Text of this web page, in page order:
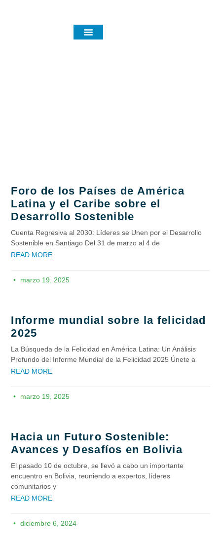
Foro de los Países de América
Latina y el Caribe sobre el
Desarrollo Sostenible
Cuenta Regresiva al 2030: Líderes se Unen por el Desarrollo
Sostenible en Santiago Del 31 de marzo al 4 de
READ MORE
marzo 19, 2025
Informe mundial sobre la felicidad
2025
La Búsqueda de la Felicidad en América Latina: Un Análisis
Profundo del Informe Mundial de la Felicidad 2025 Únete a
READ MORE
marzo 19, 2025
Hacia un Futuro Sostenible:
Avances y Desafíos en Bolivia
El pasado 10 de octubre, se llevó a cabo un importante
encuentro en Bolivia, reuniendo a expertos, líderes
comunitarios y
READ MORE
diciembre 6, 2024